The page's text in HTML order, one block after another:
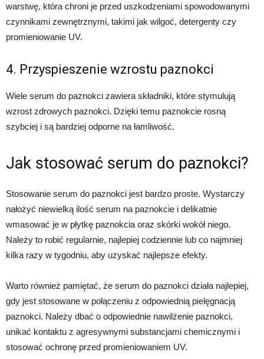
warstwę, która chroni je przed uszkodzeniami spowodowanymi
czynnikami zewnętrznymi, takimi jak wilgoć, detergenty czy
promieniowanie UV.
4. Przyspieszenie wzrostu paznokci
Wiele serum do paznokci zawiera składniki, które stymulują
wzrost zdrowych paznokci. Dzięki temu paznokcie rosną
szybciej i są bardziej odporne na łamliwość.
Jak stosować serum do paznokci?
Stosowanie serum do paznokci jest bardzo proste. Wystarczy
nałożyć niewielką ilość serum na paznokcie i delikatnie
wmasować je w płytkę paznokcia oraz skórki wokół niego.
Należy to robić regularnie, najlepiej codziennie lub co najmniej
kilka razy w tygodniu, aby uzyskać najlepsze efekty.
Warto również pamiętać, że serum do paznokci działa najlepiej,
gdy jest stosowane w połączeniu z odpowiednią pielęgnacją
paznokci. Należy dbać o odpowiednie nawilżenie paznokci,
unikać kontaktu z agresywnymi substancjami chemicznymi i
stosować ochronę przed promieniowaniem UV.